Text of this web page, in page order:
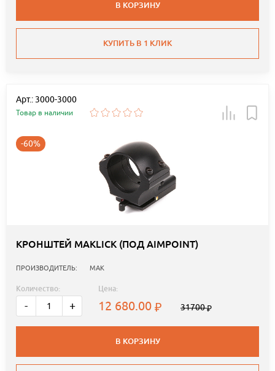
В КОРЗИНУ
КУПИТЬ В 1 КЛИК
Арт.: 3000-3000
Товар в наличии
-60%
КРОНШТЕЙ MAKLICK (ПОД AIMPOINT)
ПРОИЗВОДИТЕЛЬ: MAK
Количество:
- +
Цена:
12 680.00 31700
В КОРЗИНУ